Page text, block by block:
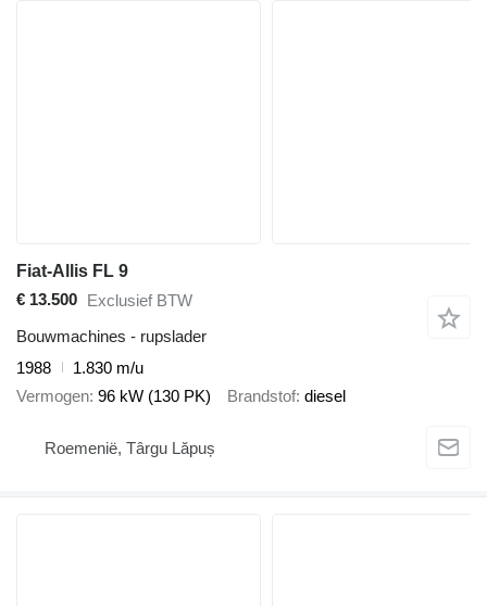
Fiat-Allis FL 9
€ 13.500 Exclusief BTW
Bouwmachines - rupslader
1988
1.830 m/u
Vermogen 96 kW (130 PK) Brandstof diesel
Roemenië, Târgu Lăpuș